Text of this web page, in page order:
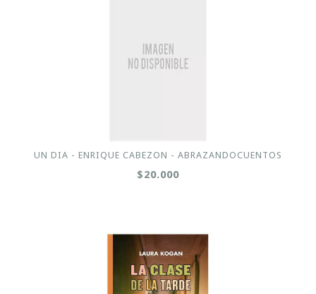
UN DIA - ENRIQUE CABEZON - ABRAZANDOCUENTOS
$20.000